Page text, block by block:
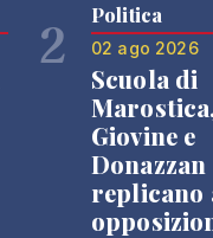
2 Politica
02 ago 2026
Scuola di
Giovine e
Donazzan
replicano